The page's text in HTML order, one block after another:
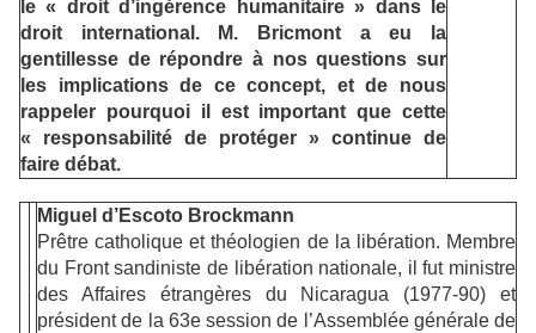
le « droit d’ingérence humanitaire » dans le
droit international. M. Bricmont a eu la
gentillesse de répondre à nos questions sur
les implications de ce concept, et de nous
rappeler pourquoi il est important que cette
« responsabilité de protéger » continue de
faire débat.
Miguel d’Escoto Brockmann
Prêtre catholique et théologien de la libération. Membre
du Front sandiniste de libération nationale, il fut ministre
des Affaires étrangères du Nicaragua (1977-90) et
président de la 63e session de l’Assemblée générale de